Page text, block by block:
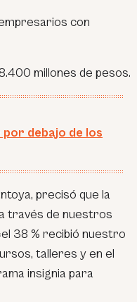
con
millones de pesos.
debajo de los
precisó que la
través de nuestros
38 % recibió nuestro
talleres y en el
insignia para